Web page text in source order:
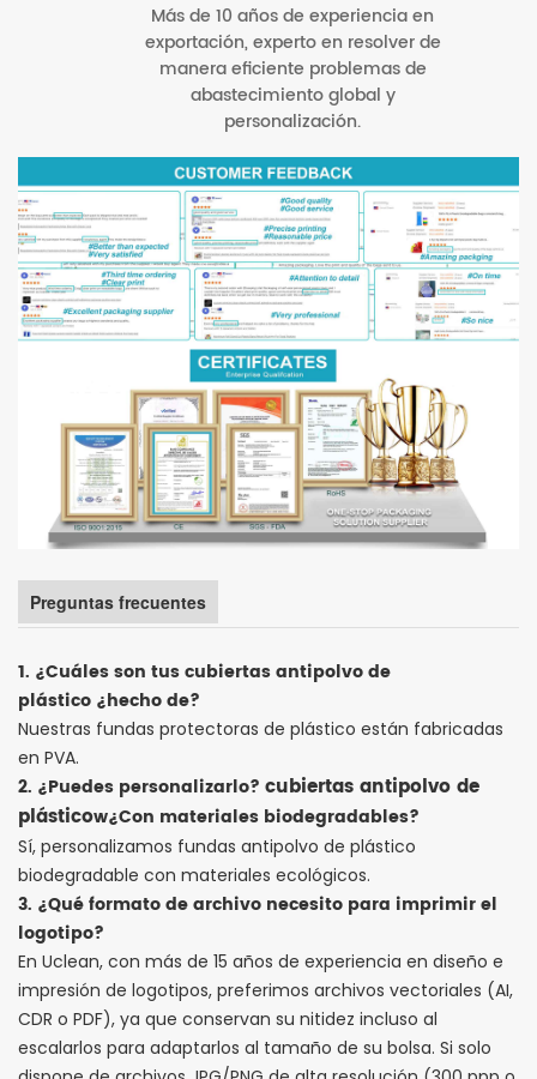
Más de 10 años de experiencia en
exportación, experto en resolver de
manera eficiente problemas de
abastecimiento global y
personalización.
Preguntas frecuentes
1. ¿Cuáles son tuscubiertas antipolvo de
plástico ¿hecho de?
Nuestras fundas protectoras de plástico están fabricadas
en PVA.
2. ¿Puedes personalizarlo? cubiertas antipolvo de
plásticow¿Con materiales biodegradables?
Sí, personalizamos fundas antipolvo de plástico
biodegradable con materiales ecológicos.
3. ¿Qué formato de archivo necesito para imprimir el
logotipo?
En Uclean, con más de 15 años de experiencia en diseño e
impresión de logotipos, preferimos archivos vectoriales (AI,
CDR o PDF), ya que conservan su nitidez incluso al
escalarlos para adaptarlos al tamaño de su bolsa. Si solo